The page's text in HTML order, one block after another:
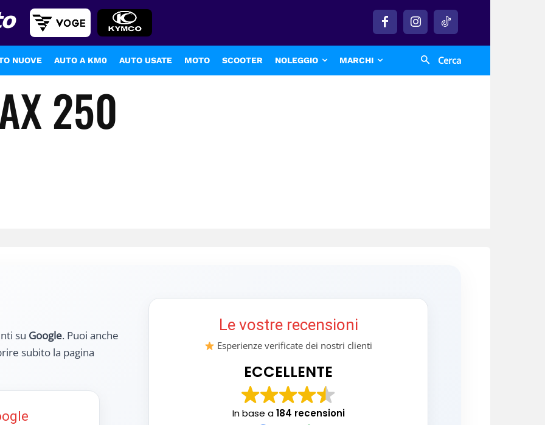
NUOVE AUTO A KM0 AUTO USATE MOTO SCOOTER NOLEGGIO MARCHI Cerca
250
su Google. Puoi anche
subito la pagina
Le vostre recensioni
Esperienze verificate dei nostri clienti
ECCELLENTE
In base a184 recensioni